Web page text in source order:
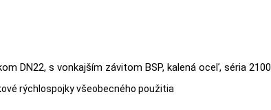
DN22, s vonkajším závitom BSP, kalená oceľ, séria 2100
rýchlospojky všeobecného použitia